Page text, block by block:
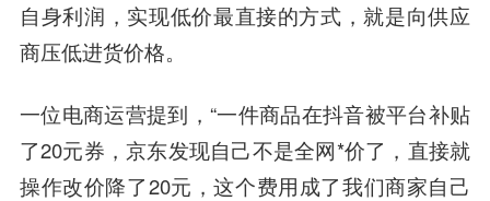
自身利润，实现低价最直接的方式，就是向供应
商压低进货价格。
一位电商运营提到，“一件商品在抖音被平台补贴
了20元券，京东发现自己不是全网*价了，直接就
操作改价降了20元，这个费用成了我们商家自己